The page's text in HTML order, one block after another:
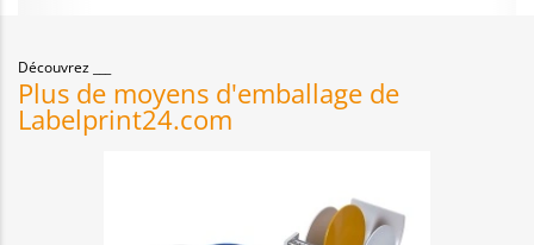
Découvrez
Plus de moyens d'emballage de
Labelprint24.com